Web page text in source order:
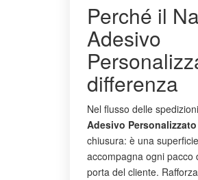
Perché il
Adesivo
differenza
Nel flusso delle
Adesivo Personalizzato
chiusura: è una
accompagna ogni pacco
porta del cliente. Rafforza